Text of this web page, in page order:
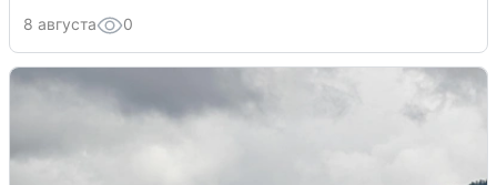
8 августа 0